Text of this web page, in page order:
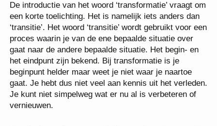
De introductie van het woord ‘transformatie’ vraagt om
een korte toelichting. Het is namelijk iets anders dan
‘transitie’. Het woord ‘transitie’ wordt gebruikt voor een
proces waarin je van de ene bepaalde situatie over
gaat naar de andere bepaalde situatie. Het begin- en
het eindpunt zijn bekend. Bij transformatie is je
beginpunt helder maar weet je niet waar je naartoe
gaat. Je hebt dus niet veel aan kennis uit het verleden.
Je kunt niet simpelweg wat er nu al is verbeteren of
vernieuwen.